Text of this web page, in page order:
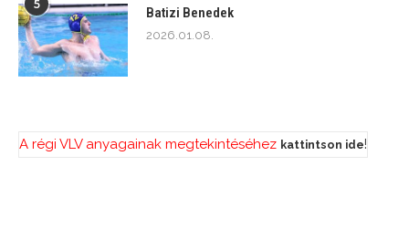
5
Batizi Benedek
2026.01.08.
A régi VLV anyagainak megtekintéséhez kattintson ide!